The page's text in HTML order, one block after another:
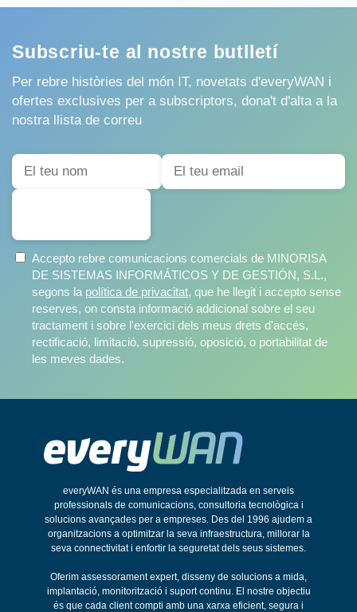
Subscriu-te al nostre butlletí
Per rebre històries del món IT, novetats d'everyWAN i
ofertes exclusives per a subscriptors, dona't d'alta a la
nostra llista de correu
Accepto rebre comunicacions comercials de MINORISA
DE SISTEMAS INFORMÁTICOS Y DE GESTIÓN, S.L.,
segons la política de privacitat, que he llegit i accepto sense
reserves, on consta informació addicional sobre el seu
tractament i sobre l'exercici dels meus drets d'accés,
rectificació, limitació, supressió, oposició, o portabilitat de
les meves dades.
everyWAN és una empresa especialitzada en serveis
professionals de comunicacions, consultoria tecnològica i
solucions avançades per a empreses. Des del 1996 ajudem a
organitzacions a optimitzar la seva infraestructura, millorar la
seva connectivitat i enfortir la seguretat dels seus sistemes.
Oferim assessorament expert, disseny de solucions a mida,
implantació, monitorització i suport continu. El nostre objectiu
és que cada client compti amb una xarxa eficient, segura i